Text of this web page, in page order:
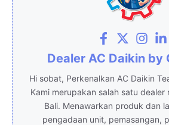
Dealer AC Daikin by
Hi sobat, Perkenalkan AC Daikin
Kami merupakan salah satu dealer
Bali. Menawarkan produk dan
pengadaan unit, pemasangan,